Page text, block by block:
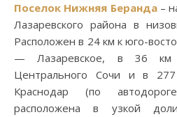
Поселок Нижняя Беранда–
Лазаревского района в
Расположен в 24 км к юго-
— Лазаревское, в 36 км
Центрального Сочи и в
Краснодар (по
расположена в узкой